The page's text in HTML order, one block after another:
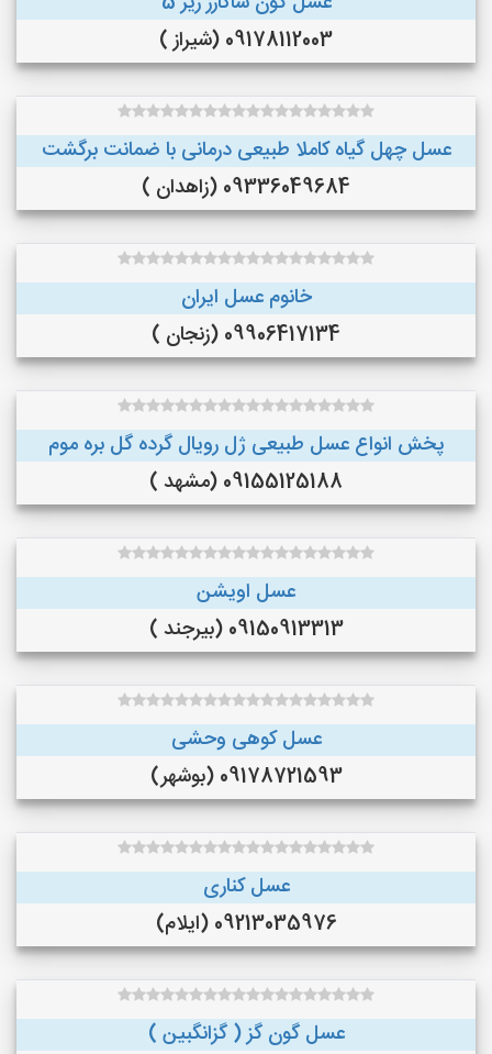
09178112003 (شیراز )
عسل چهل گیاه کاملا طبیعی درمانی با ضمانت برگشت
09336049684 (زاهدان )
خانوم عسل ایران
09906417134 (زنجان )
پخش انواع عسل طبیعی ژل رویال گرده گل بره موم
09155125188 (مشهد )
عسل اویشن
09150913313 (بیرجند )
عسل کوهی وحشی
09178721593 (بوشهر)
عسل کناری
09213035976 (ایلام)
عسل گون گز ( گزانگبین )